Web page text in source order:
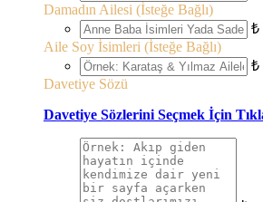
Damadın Ailesi (İsteğe Bağlı)
₺
Aile Soy İsimleri (İsteğe Bağlı)
₺
Davetiye Sözü
Davetiye Sözlerini Seçmek İçin